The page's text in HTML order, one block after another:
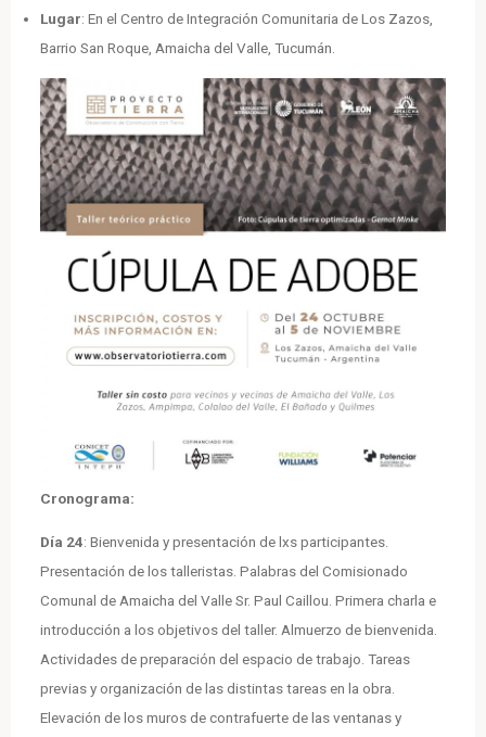
Lugar: En el Centro de Integración Comunitaria de Los Zazos,
Barrio San Roque, Amaicha del Valle, Tucumán.
Cronograma:
Día 24: Bienvenida y presentación de lxs participantes.
Presentación de los talleristas. Palabras del Comisionado
Comunal de Amaicha del Valle Sr. Paul Caillou. Primera charla e
introducción a los objetivos del taller. Almuerzo de bienvenida.
Actividades de preparación del espacio de trabajo. Tareas
previas y organización de las distintas tareas en la obra.
Elevación de los muros de contrafuerte de las ventanas y